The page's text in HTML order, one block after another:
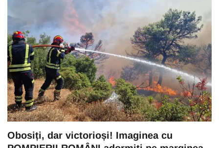
Obosiți, dar victorioși! Imaginea cu